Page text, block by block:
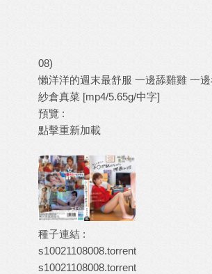
08)
懶洋洋的週末最舒服 一邊舔雞雞 一
紗倉真菜 [mp4/5.65g/中字]
預覽 :
點擊重新加載
種子連結 :
s10021108008.torrent
s10021108008.torrent